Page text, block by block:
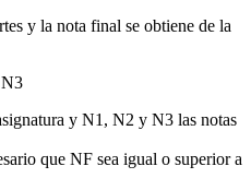
y la nota final se obtiene de la
y N1, N2 y N3 las notas
que NF sea igual o superior a